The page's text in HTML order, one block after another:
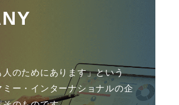
人のためにあります」という
ミー・インターナショナルの企